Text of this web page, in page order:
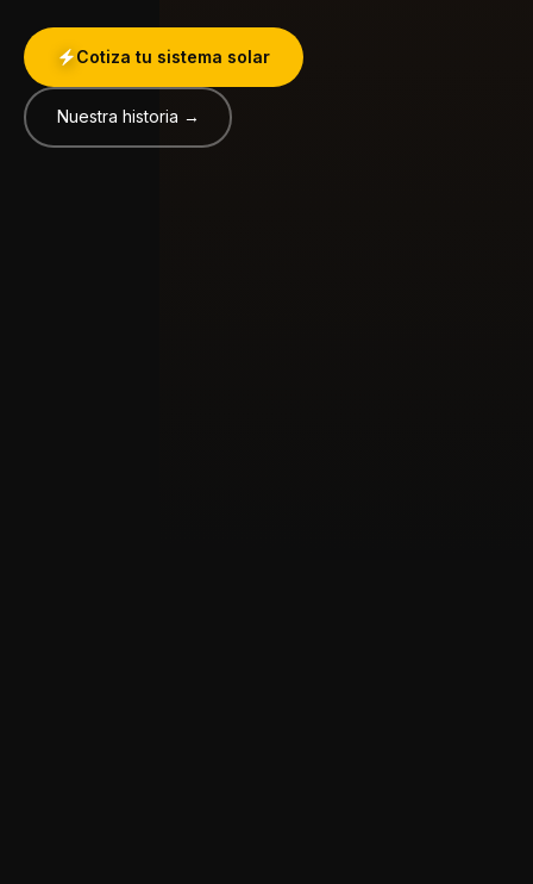
Cotiza tu sistema solar
Nuestra historia →